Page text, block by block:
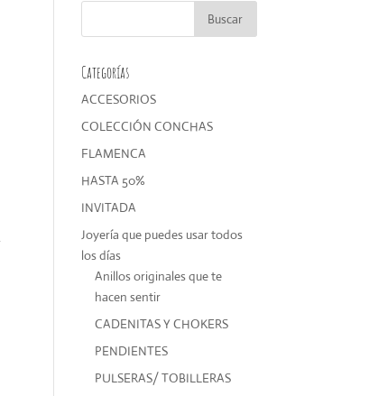
Categorías
ACCESORIOS
COLECCIÓN CONCHAS
FLAMENCA
HASTA 50%
INVITADA
Joyería que puedes usar todos
los días
Anillos originales que te
hacen sentir
CADENITAS Y CHOKERS
PENDIENTES
PULSERAS/ TOBILLERAS